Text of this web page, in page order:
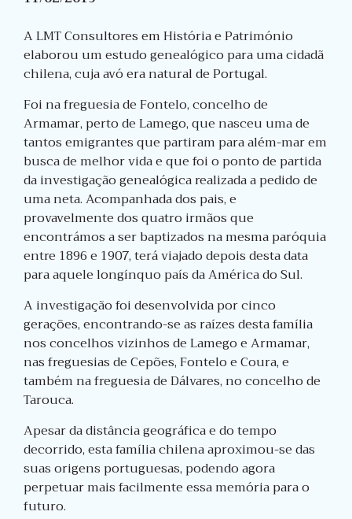
A LMT Consultores em História e Património
elaborou um estudo genealógico para uma cidadã
chilena, cuja avó era natural de Portugal.
Foi na freguesia de Fontelo, concelho de
Armamar, perto de Lamego, que nasceu uma de
tantos emigrantes que partiram para além-mar em
busca de melhor vida e que foi o ponto de partida
da investigação genealógica realizada a pedido de
uma neta. Acompanhada dos pais, e
provavelmente dos quatro irmãos que
encontrámos a ser baptizados na mesma paróquia
entre 1896 e 1907, terá viajado depois desta data
para aquele longínquo país da América do Sul.
A investigação foi desenvolvida por cinco
gerações, encontrando-se as raízes desta família
nos concelhos vizinhos de Lamego e Armamar,
nas freguesias de Cepões, Fontelo e Coura, e
também na freguesia de Dálvares, no concelho de
Tarouca.
Apesar da distância geográfica e do tempo
decorrido, esta família chilena aproximou-se das
suas origens portuguesas, podendo agora
perpetuar mais facilmente essa memória para o
futuro.